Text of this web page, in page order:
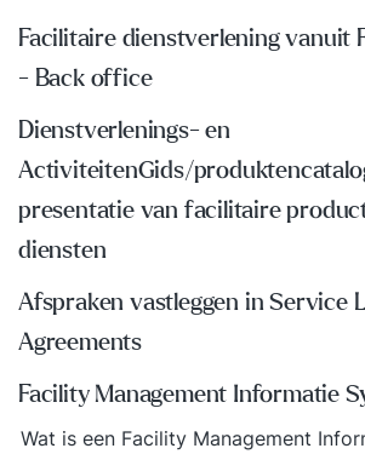
Facilitaire dienstverlening vanuit
- Back office
Dienstverlenings- en
ActiviteitenGids/
presentatie van facilitaire
diensten
Afspraken vastleggen in Service
Agreements
Facility Management Informatie
Wat is een Facility Management